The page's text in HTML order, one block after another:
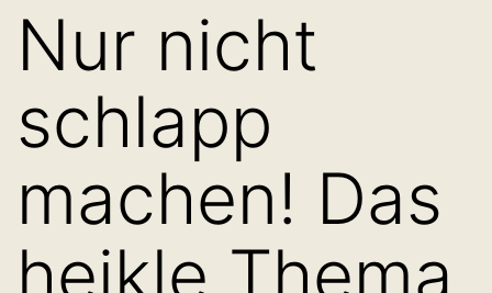
Nur nicht
schlapp
machen! Das
heikle Thema